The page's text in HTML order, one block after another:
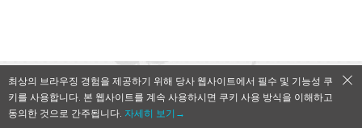
QooApp Limited © 2026
최상의 브라우징 경험을 제공하기 위해 당사 웹사이트에서 필수 및 기능성 쿠
키를 사용합니다. 본 웹사이트를 계속 사용하시면 쿠키 사용 방식을 이해하고
동의한 것으로 간주됩니다. 자세히 보기→